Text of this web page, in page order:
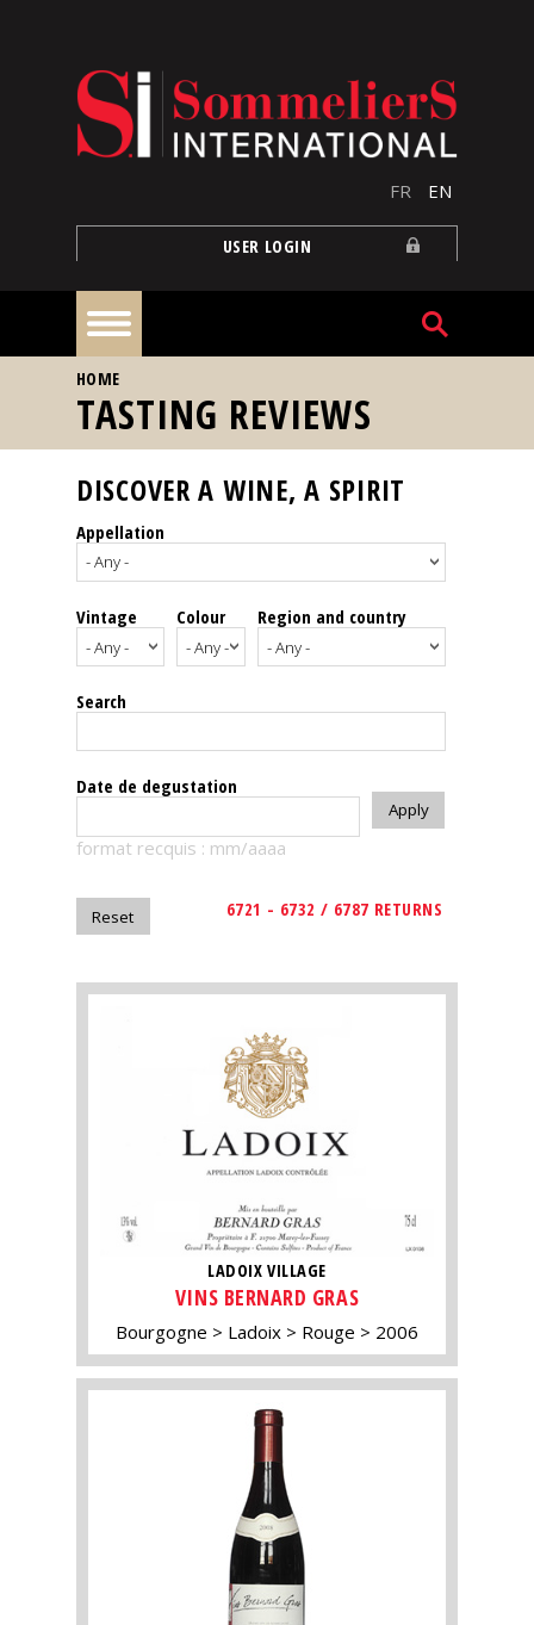
FR EN
USER LOGIN
Home
Our
events
Spirits
Tasting
reviews
The
magazine
Magazine
YOU ARE HERE
HOME
TASTING REVIEWS
DISCOVER A WINE, A SPIRIT
Appellation
Vintage Colour Region and country
Search
Date de degustation
format recquis : mm/aaaa
6721 - 6732 / 6787 RETURNS
LADOIX VILLAGE
VINS BERNARD GRAS
Bourgogne Ladoix Rouge 2006